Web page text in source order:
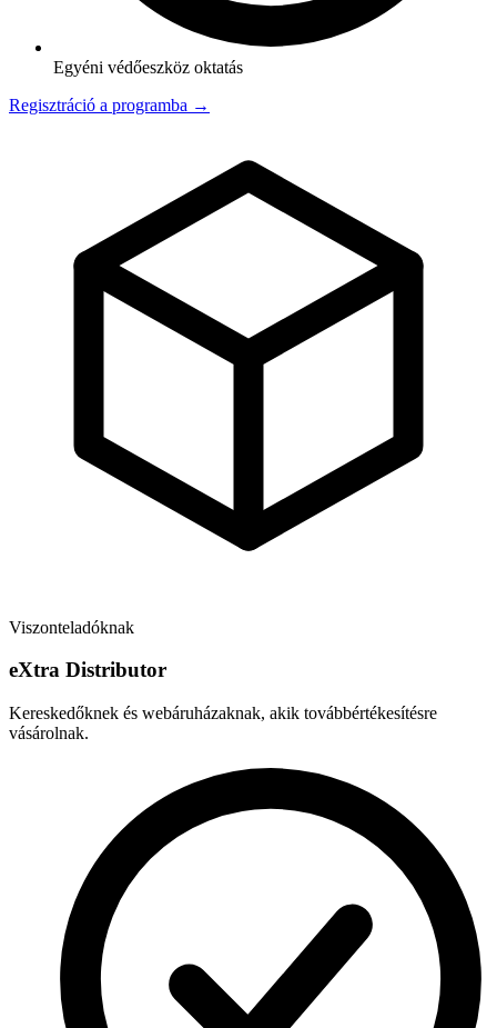
Egyéni védőeszköz oktatás
Regisztráció a programba →
Viszonteladóknak
eXtra Distributor
Kereskedőknek és webáruházaknak, akik továbbértékesítésre
vásárolnak.